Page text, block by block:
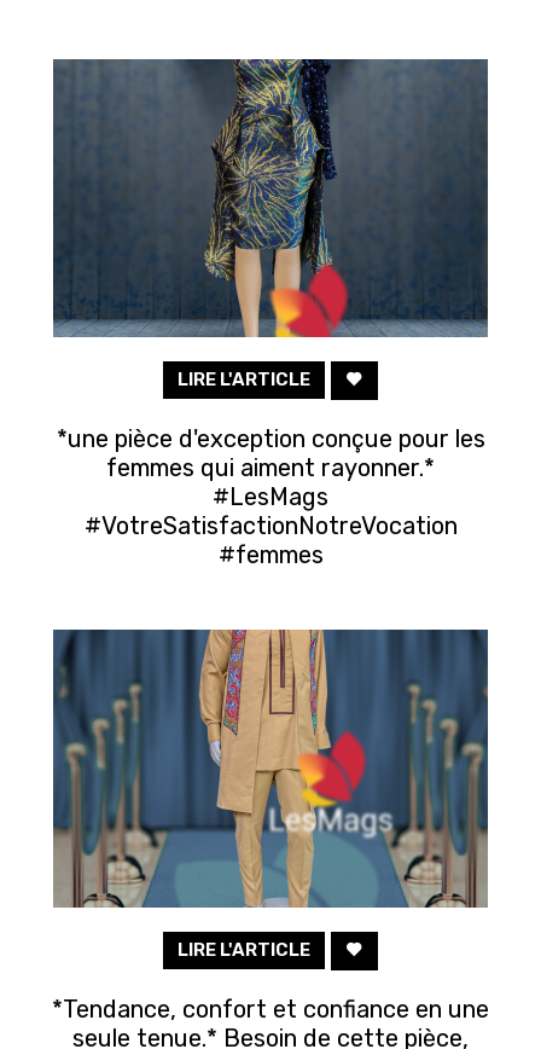
LIRE L'ARTICLE
*une pièce d'exception conçue pour les
femmes qui aiment rayonner.*
#LesMags
#VotreSatisfactionNotreVocation
#femmes
LIRE L'ARTICLE
*Tendance, confort et confiance en une
seule tenue.* Besoin de cette pièce,